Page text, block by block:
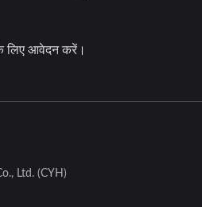
लिए आवेदन करें।
Ltd. (CYH)